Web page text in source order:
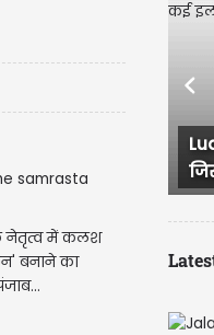
नेतृत्व में कलश
बनाने का
Ludhiana में आज
जिसके बाद कई